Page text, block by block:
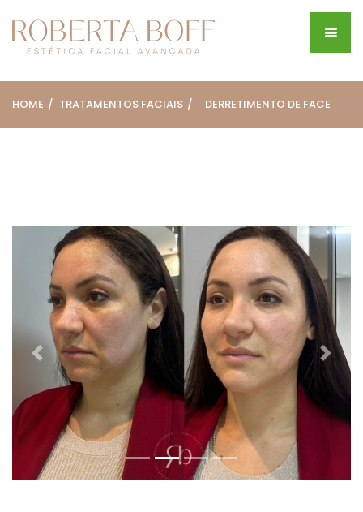
HOME TRATAMENTOS FACIAIS DERRETIMENTO DE FACE